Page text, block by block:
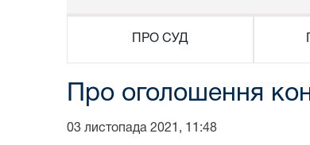
ПРО СУД
Про оголошення
03 листопада 2021, 11:48